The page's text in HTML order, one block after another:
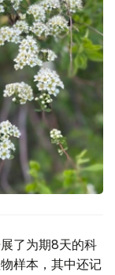
了为期8天的科
样本，其中还记